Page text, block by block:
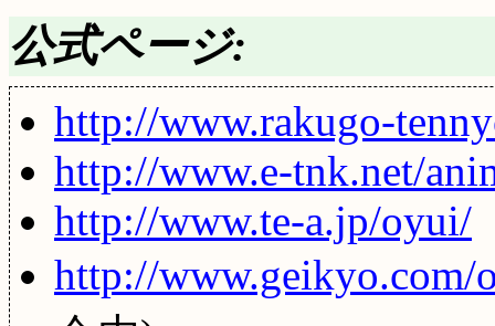
公式ページ:
http://www.rakugo-
http://www.e-tnk.net/
http://www.te-a.jp/oyui/
http://www.geikyo.com/